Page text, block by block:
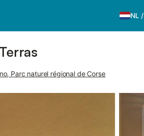
NL /
Parc naturel régional de Corse